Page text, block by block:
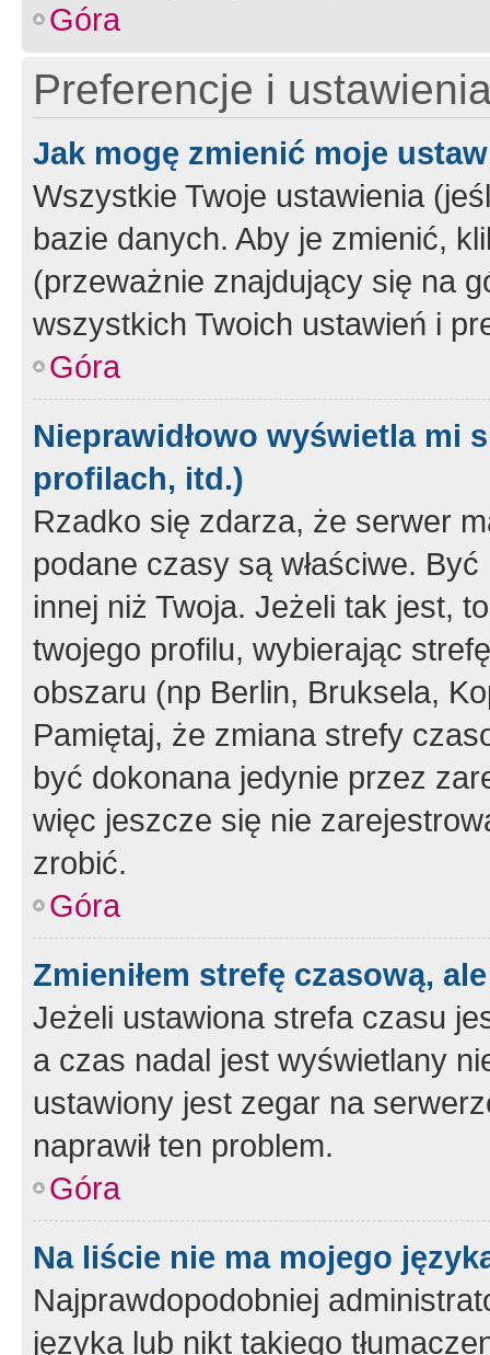
Góra
Preferencje i
Jak mogę zmienić moje
Wszystkie Twoje ustawienia
bazie danych. Aby je zmienić,
(przeważnie znajdujący się na
wszystkich Twoich ustawień i
Góra
Nieprawidłowo wyświetla mi
profilach, itd.)
Rzadko się zdarza, że serwer
podane czasy są właściwe.
innej niż Twoja. Jeżeli tak jest,
twojego profilu, wybierając
obszaru (np Berlin, Bruksela,
Pamiętaj, że zmiana strefy
być dokonana jedynie przez
więc jeszcze się nie
zrobić.
Góra
Zmieniłem strefę czasową,
Jeżeli ustawiona strefa czasu
a czas nadal jest wyświetlany
ustawiony jest zegar na
naprawił ten problem.
Góra
Na liście nie ma mojego
Najprawdopodobniej
języka lub nikt takiego